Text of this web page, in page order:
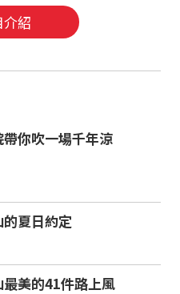
介紹
你吹一場千年涼
夏日約定
美的41件路上風